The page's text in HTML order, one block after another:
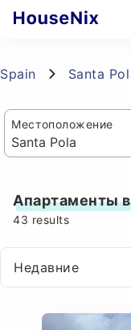
Spain Santa
Местоположение
Апартаменты
43 results
Недавние